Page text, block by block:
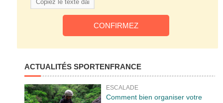
ACTUALITÉS SPORTENFRANCE
ESCALADE
Comment bien organiser votre